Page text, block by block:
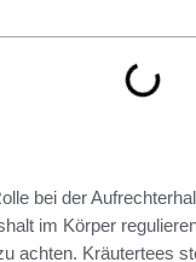
bei der
im Körper
achten. Kräutertees